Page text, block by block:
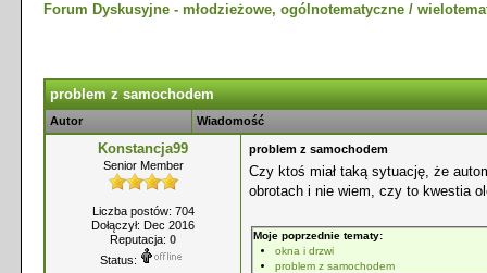
Forum Dyskusyjne - młodzieżowe, ogólnotematyczne /
problem z samochodem
Autor Wiadomość
Konstancja99
Senior Member
Liczba postów: 704
Dołączył: Dec 2016
Reputacja: 0
Status:
problem z samochodem
Czy ktoś miał taką sytuację, że
obrotach i nie wiem, czy to kwestia
Moje poprzednie tematy:
okna i drzwi
problem z samochodem